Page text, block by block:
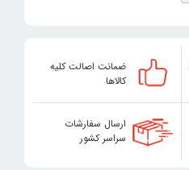
ضمانت اصالت کلیه
کالاها
ارسال سفارشات
سراسر کشور